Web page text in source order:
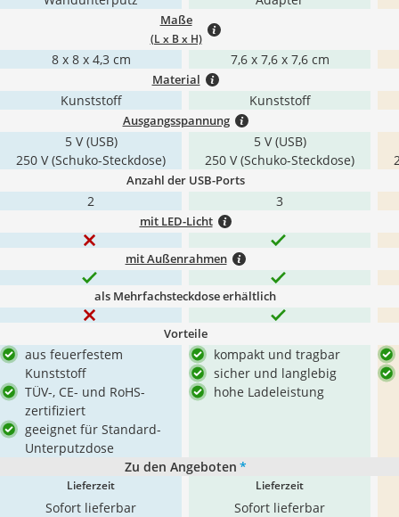
Maße
(L x B x H)
8 x 8 x 4,3 cm 7,6 x 7,6 x 7,6 cm
Material
Kunststoff Kunststoff
Ausgangsspannung
5 V (USB)
250 V (Schuko-Steckdose)
5 V (USB)
250 V (Schuko-Steckdose)
Anzahl der USB-Ports
2 3
mit LED-Licht
mit Außenrahmen
als Mehrfachsteckdose erhältlich
Vorteile
aus feuerfestem
Kunststoff
TÜV-, CE- und RoHS-
zertifiziert
geeignet für Standard-
Unterputzdose
kompakt und tragbar
sicher und langlebig
hohe Ladeleistung
Zu den Angeboten *
Lieferzeit
Sofort lieferbar
Lieferzeit
Sofort lieferbar